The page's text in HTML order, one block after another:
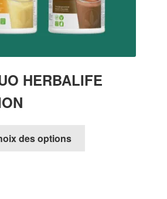
HERBALIFE
des options